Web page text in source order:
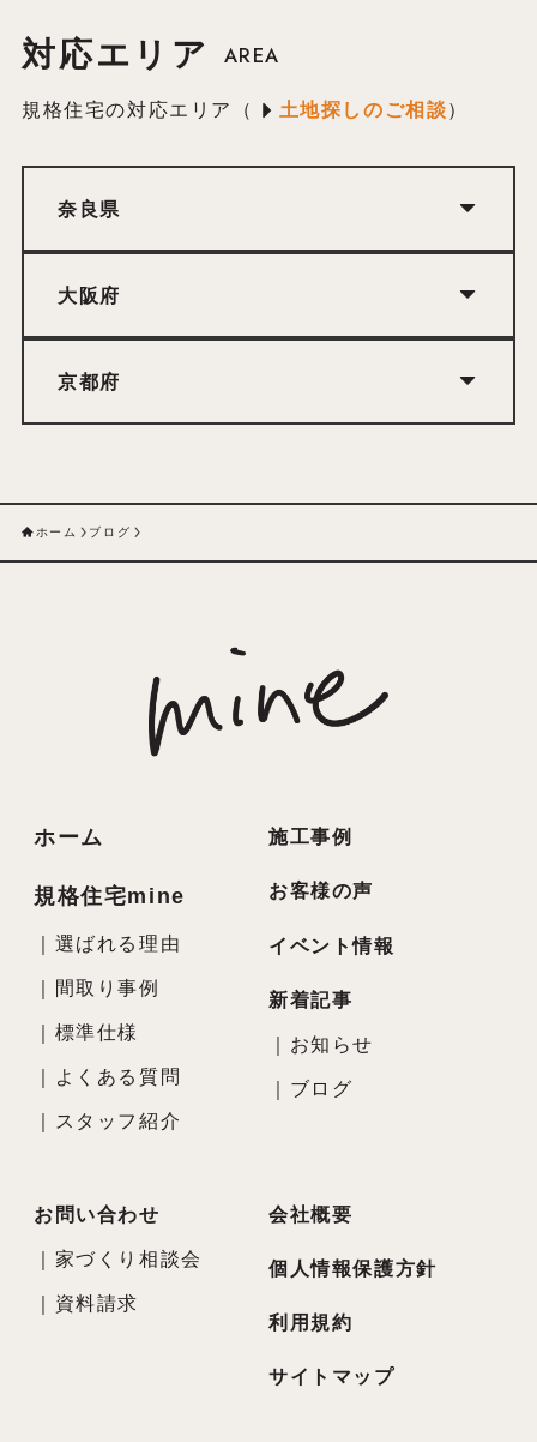
対応エリア AREA
規格住宅の対応エリア（ 土地探しのご相談）
奈良県
大阪府
京都府
ホーム ブログ
ホーム
規格住宅mine
｜ 選ばれる理由
｜ 間取り事例
｜ 標準仕様
｜ よくある質問
｜ スタッフ紹介
施工事例
お客様の声
イベント情報
新着記事
｜ お知らせ
｜ ブログ
お問い合わせ
｜ 家づくり相談会
｜ 資料請求
会社概要
個人情報保護方針
利用規約
サイトマップ